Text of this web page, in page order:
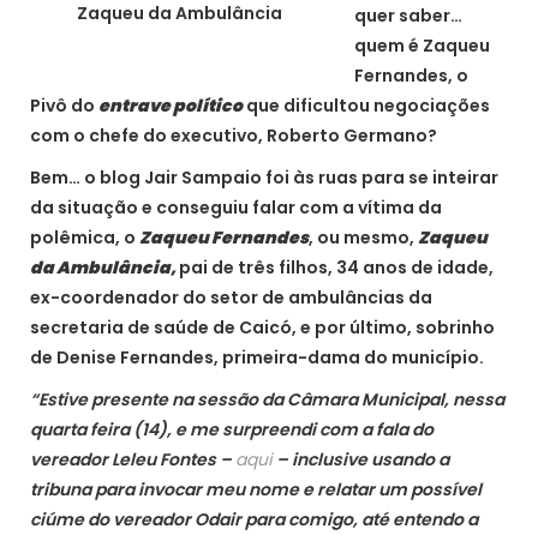
Zaqueu da Ambulância
quer saber…
quem é Zaqueu
Fernandes, o
Pivô do entrave políticoque dificultou negociações
com o chefe do executivo, Roberto Germano?
Bem… o blog Jair Sampaio foi às ruas para se inteirar
da situação e conseguiu falar com a vítima da
polêmica, o Zaqueu Fernandes, ou mesmo, Zaqueu
da Ambulância,pai de três filhos, 34 anos de idade,
ex-coordenador do setor de ambulâncias da
secretaria de saúde de Caicó, e por último, sobrinho
de Denise Fernandes, primeira-dama do município.
“Estive presente na sessão da Câmara Municipal, nessa
quarta feira (14), e me surpreendi com a fala do
vereador Leleu Fontes – aqui – inclusive usando a
tribuna para invocar meu nome e relatar um possível
ciúme do vereador Odair para comigo, até entendo a